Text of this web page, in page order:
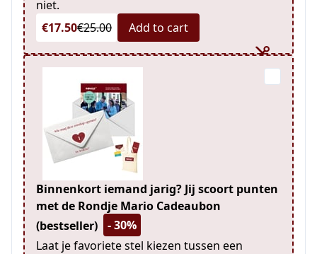
niet.
€17.50€25.00 Add to cart
Binnenkort iemand jarig? Jij scoort punten
met de Rondje Mario Cadeaubon
(bestseller)
- 30%
Laat je favoriete stel kiezen tussen een